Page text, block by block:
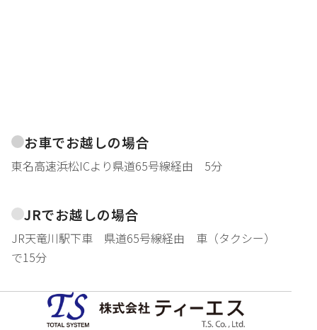
お車でお越しの場合
東名高速浜松ICより県道65号線経由 5分
JRでお越しの場合
JR天竜川駅下車 県道65号線経由 車（タクシー）
で15分